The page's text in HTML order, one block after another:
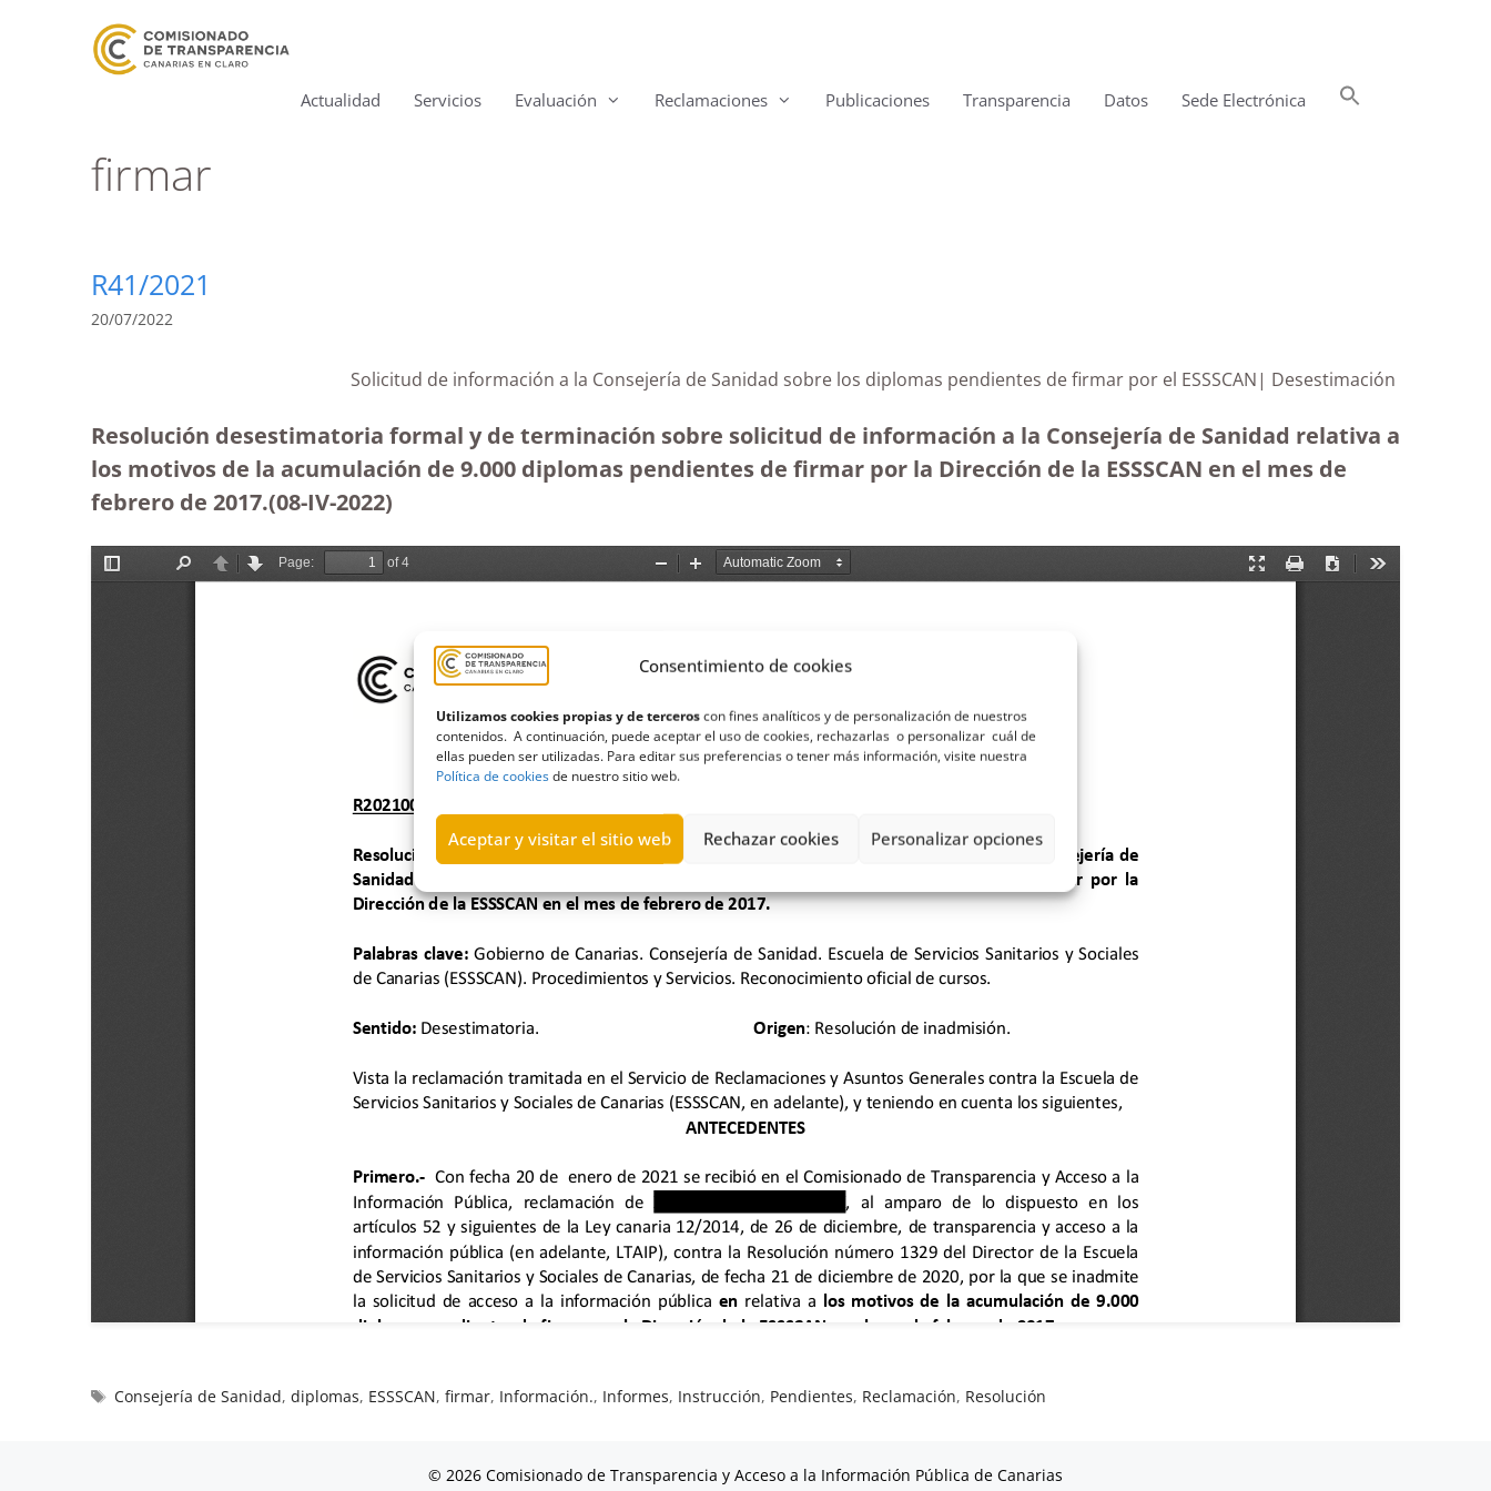
Consentimiento de cookies
Utilizamos cookies propias y de terceroscon fines analíticos y de personalización de nuestros
contenidos. A continuación, puede aceptar el uso de cookies, rechazarlas o personalizar cuál de
ellas pueden ser utilizadas. Para editar sus preferencias o tener más información, visite nuestra
Política de cookiesde nuestro sitio web.
Aceptar y visitar el sitio web Rechazar cookies Personalizar opciones
Actualidad Servicios Evaluación Reclamaciones Publicaciones Transparencia Datos Sede Electrónica
firmar
R41/2021
20/07/2022
Solicitud de información a la Consejería de Sanidad sobre los diplomas pendientes de firmar por el ESSSCAN| Desestimación
Resolución desestimatoria formal y de terminación sobre solicitud de información a la Consejería de Sanidad relativa a
los motivos de la acumulación de 9.000 diplomas pendientes de firmar por la Dirección de la ESSSCAN en el mes de
febrero de 2017.(08-IV-2022)
Consejería de Sanidad,diplomas, ESSSCAN,firmar, Información., Informes, Instrucción, Pendientes, Reclamación, Resolución
© 2026 Comisionado de Transparencia y Acceso a la Información Pública de Canarias